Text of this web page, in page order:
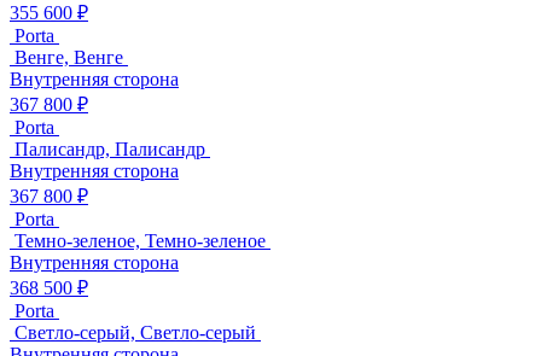
355 600 ₽
Porta
Венге, Венге
Внутренняя сторона
367 800 ₽
Porta
Палисандр, Палисандр
Внутренняя сторона
367 800 ₽
Porta
Темно-зеленое, Темно-зеленое
Внутренняя сторона
368 500 ₽
Porta
Светло-серый, Светло-серый